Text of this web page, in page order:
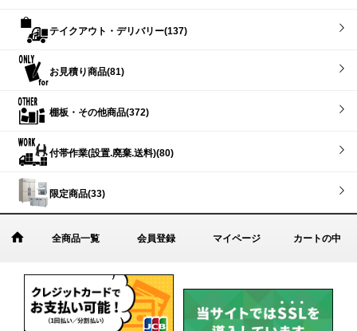
テイクアウト・デリバリー(137)
お見積り商品(81)
棚板・その他商品(372)
付帯作業(設置.廃棄.送料)(80)
限定商品(33)
全商品一覧 会員登録 マイページ カートの中